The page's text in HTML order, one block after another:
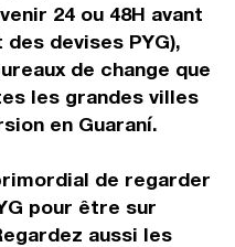
24 ou 48H avant
devises PYG),
de change que
les grandes villes
en Guaraní.
de regarder
pour être sur
aussi les